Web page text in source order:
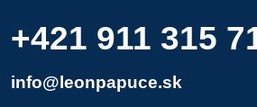
+421 911 315
info@leonpapuce.sk